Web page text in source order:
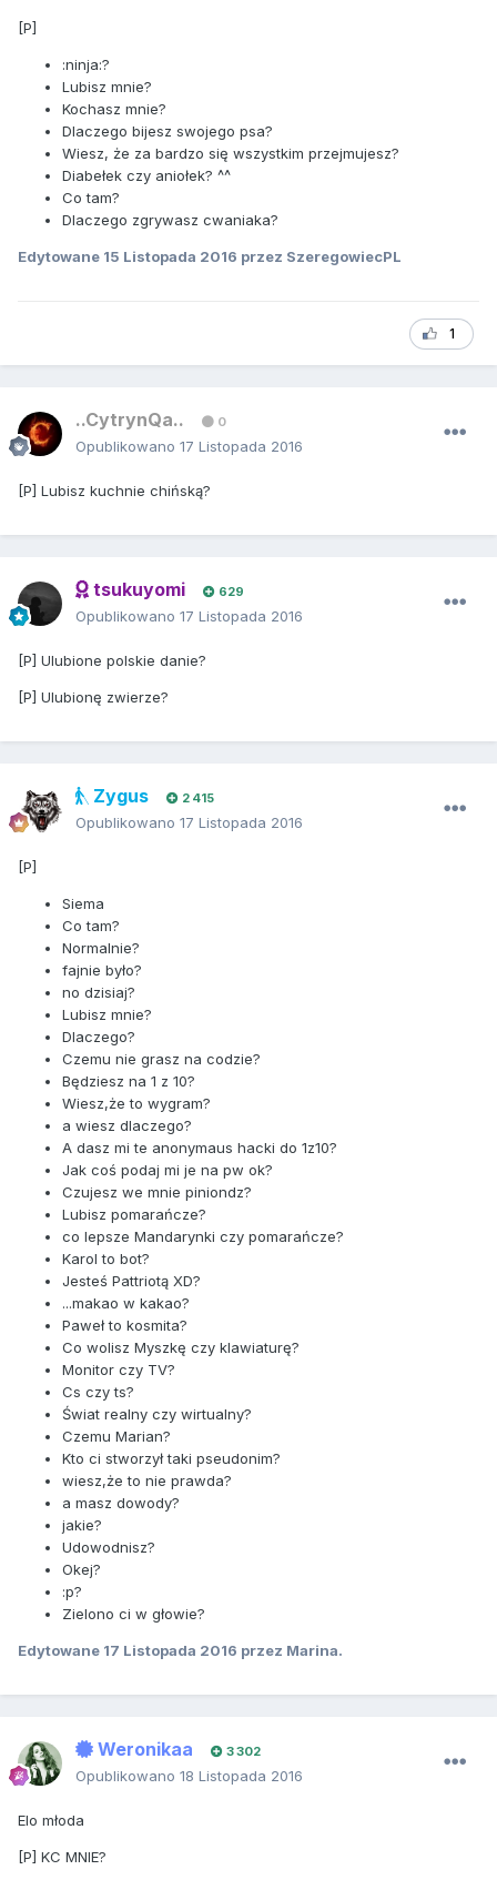
[P]
:ninja:?
Lubisz mnie?
Kochasz mnie?
Dlaczego bijesz swojego psa?
Wiesz, że za bardzo się wszystkim przejmujesz?
Diabełek czy aniołek? ^^
Co tam?
Dlaczego zgrywasz cwaniaka?
Edytowane 15 Listopada 2016 przez SzeregowiecPL
1
..CytrynQa.. 0
Opublikowano 17 Listopada 2016
[P] Lubisz kuchnie chińską?
tsukuyomi 629
Opublikowano 17 Listopada 2016
[P] Ulubione polskie danie?
[P] Ulubionę zwierze?
Zygus 2 415
Opublikowano 17 Listopada 2016
[P]
Siema
Co tam?
Normalnie?
fajnie było?
no dzisiaj?
Lubisz mnie?
Dlaczego?
Czemu nie grasz na codzie?
Będziesz na 1 z 10?
Wiesz,że to wygram?
a wiesz dlaczego?
A dasz mi te anonymaus hacki do 1z10?
Jak coś podaj mi je na pw ok?
Czujesz we mnie piniondz?
Lubisz pomarańcze?
co lepsze Mandarynki czy pomarańcze?
Karol to bot?
Jesteś Pattriotą XD?
...makao w kakao?
Paweł to kosmita?
Co wolisz Myszkę czy klawiaturę?
Monitor czy TV?
Cs czy ts?
Świat realny czy wirtualny?
Czemu Marian?
Kto ci stworzył taki pseudonim?
wiesz,że to nie prawda?
a masz dowody?
jakie?
Udowodnisz?
Okej?
:p?
Zielono ci w głowie?
Edytowane 17 Listopada 2016 przez Marina.
Weronikaa 3 302
Opublikowano 18 Listopada 2016
Elo młoda
[P] KC MNIE?